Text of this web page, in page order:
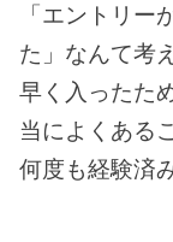
「エントリー
た」なんて考
早く入ったた
当によくある
何度も経験済